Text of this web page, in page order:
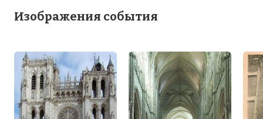
Изображения события